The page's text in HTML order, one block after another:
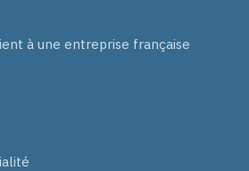
à une entreprise française